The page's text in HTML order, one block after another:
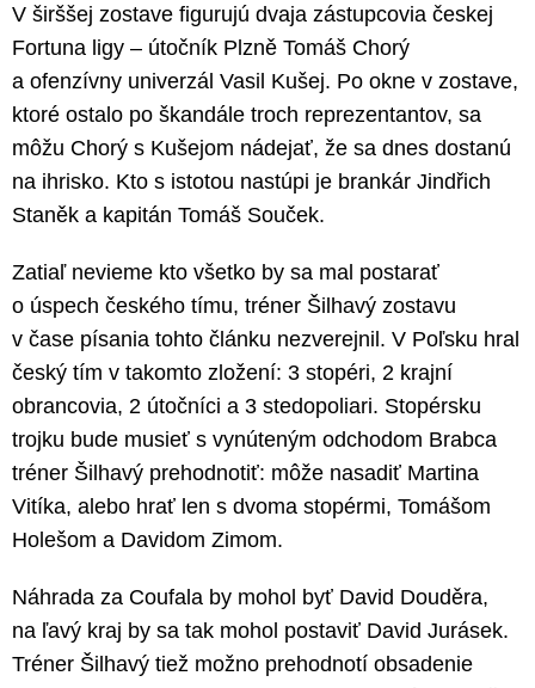
V širššej zostave figurujú dvaja zástupcovia českej
Fortuna ligy – útočník Plzně Tomáš Chorý
a ofenzívny univerzál Vasil Kušej. Po okne v zostave,
ktoré ostalo po škandále troch reprezentantov, sa
môžu Chorý s Kušejom nádejať, že sa dnes dostanú
na ihrisko. Kto s istotou nastúpi je brankár Jindřich
Staněk a kapitán Tomáš Souček.
Zatiaľ nevieme kto všetko by sa mal postarať
o úspech českého tímu, tréner Šilhavý zostavu
v čase písania tohto článku nezverejnil. V Poľsku hral
český tím v takomto zložení: 3 stopéri, 2 krajní
obrancovia, 2 útočníci a 3 stedopoliari. Stopérsku
trojku bude musieť s vynúteným odchodom Brabca
tréner Šilhavý prehodnotiť: môže nasadiť Martina
Vitíka, alebo hrať len s dvoma stopérmi, Tomášom
Holešom a Davidom Zimom.
Náhrada za Coufala by mohol byť David Douděra,
na ľavý kraj by sa tak mohol postaviť David Jurásek.
Tréner Šilhavý tiež možno prehodnotí obsadenie